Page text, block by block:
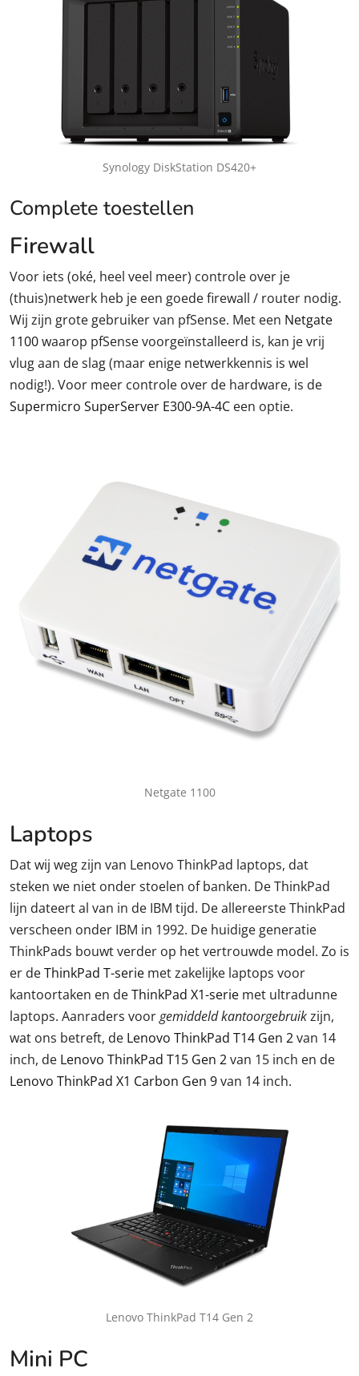
Synology DiskStation DS420+
Complete toestellen
Firewall
Voor iets (oké, heel veel meer) controle over je
(thuis)netwerk heb je een goede firewall / router nodig.
Wij zijn grote gebruiker van pfSense. Met een Netgate
1100waarop pfSense voorgeïnstalleerd is, kan je vrij
vlug aan de slag (maar enige netwerkkennis is wel
nodig!). Voor meer controle over de hardware, is de
Supermicro SuperServer E300-9A-4C een optie.
Netgate 1100
Laptops
Dat wij weg zijn van Lenovo ThinkPad laptops, dat
steken we niet onder stoelen of banken. De ThinkPad
lijn dateert al van in de IBM tijd. De allereerste ThinkPad
verscheen onder IBM in 1992. De huidige generatie
ThinkPads bouwt verder op het vertrouwde model. Zo is
er deThinkPad T-serie met zakelijke laptops voor
kantoortaken en deThinkPad X1-serie met ultradunne
laptops. Aanraders voorgemiddeld kantoorgebruikzijn,
wat ons betreft, de Lenovo ThinkPad T14 Gen 2van 14
inch, de Lenovo ThinkPad T15 Gen 2van 15 inch en de
Lenovo ThinkPad X1 Carbon Gen 9van 14 inch.
Lenovo ThinkPad T14 Gen 2
Mini PC